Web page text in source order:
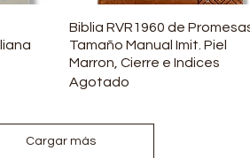
Vista rápida
Biblia RVR1960 de
Tamaño Manual Imit. Piel
Marron, Cierre e Indices
Agotado
Cargar más